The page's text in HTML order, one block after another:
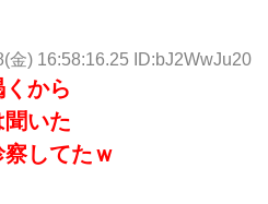
金) 16:58:16.25 ID:bJ2WwJu20
から
いた
してたｗ